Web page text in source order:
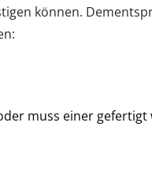
können.
muss einer gefertigt